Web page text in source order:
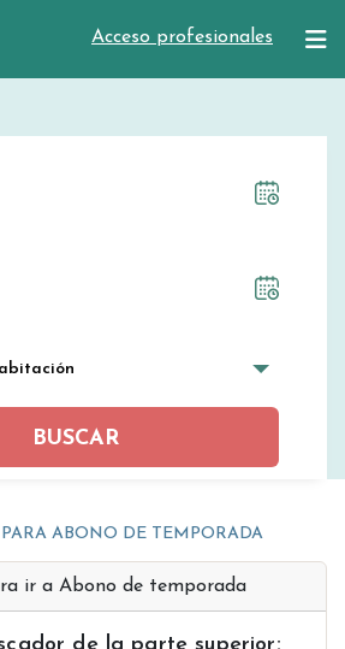
Acceso profesionales
BUSCAR
ABONO DE TEMPORADA
ir a Abono de temporada